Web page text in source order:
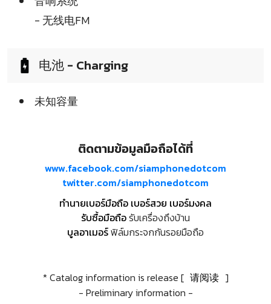
- 无线电FM
电池 - Charging
未知容量
ติดตามข้อมูลมือถือได้ที่
www.facebook.com/siamphonedotcom
twitter.com/siamphonedotcom
ทำนายเบอร์มือถือ เบอร์สวย เบอร์มงคล
รับซื้อมือถือรับเครื่องถึงบ้าน
บูลอาเมอร์ฟิล์มกระจกกันรอยมือถือ
* Catalog information is release [ 请阅读 ]
- Preliminary information -